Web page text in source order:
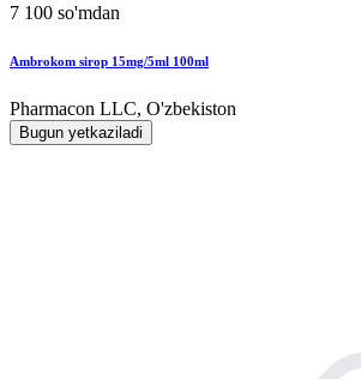
7 100 so'mdan
Ambrokom sirop 15mg/5ml 100ml
Pharmacon LLC, O'zbekiston
Bugun yetkaziladi